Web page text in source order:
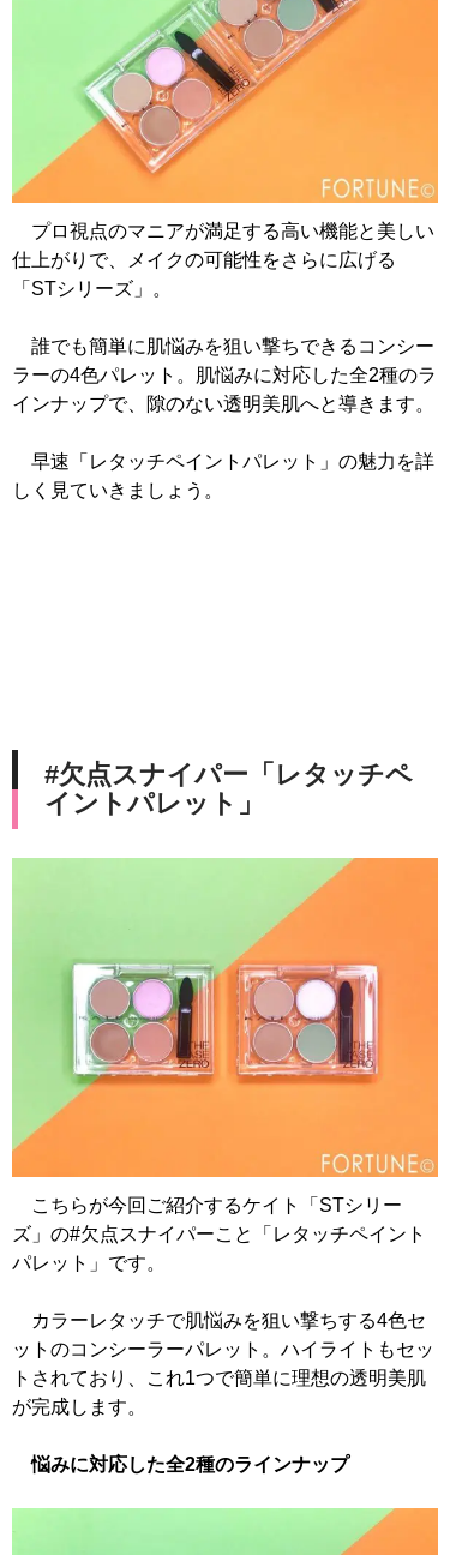
プロ視点のマニアが満足する高い機能と美しい
仕上がりで、メイクの可能性をさらに広げる
「STシリーズ」。
誰でも簡単に肌悩みを狙い撃ちできるコンシー
ラーの4色パレット。肌悩みに対応した全2種のラ
インナップで、隙のない透明美肌へと導きます。
早速「レタッチペイントパレット」の魅力を詳
しく見ていきましょう。
#欠点スナイパー「レタッチペ
イントパレット」
こちらが今回ご紹介するケイト「STシリー
ズ」の#欠点スナイパーこと「レタッチペイント
パレット」です。
カラーレタッチで肌悩みを狙い撃ちする4色セ
ットのコンシーラーパレット。ハイライトもセッ
トされており、これ1つで簡単に理想の透明美肌
が完成します。
悩みに対応した全2種のラインナップ